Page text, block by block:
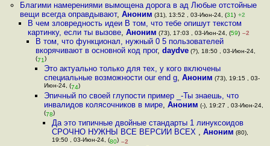
Благими намерениями вымощена дорога в ад Любые отстойные
вещи всегда оправдывают, Аноним (31), 13:52 , 03-Июн-24, (31) +2
В чем зловредность идеи В том, что тебе опишут текстом
картинку, если ты вызове, Аноним (73), 17:03 , 03-Июн-24, (59) –2
В том, что функционал, нужный 0 5 пользователей
вкорячивают в основной код прог,daydve (?), 18:50 , 03-Июн-24,
(71)
Это актуально только для тех, у кого включены
специальные возможности our end g, Аноним (73), 19:15 , 03-
Июн-24, (74)
Эпичный по своей глупости пример _-Ты знаешь, что
инвалидов колясочников в мире, Аноним (-), 19:27 , 03-Июн-24,
(78)
Да это типичные двойные стандарты 1 линуксоидов
СРОЧНО НУЖНЫ ВСЕ ВЕРСИИ ВСЕХ , Аноним (80),
19:50 , 03-Июн-24, (80) –2